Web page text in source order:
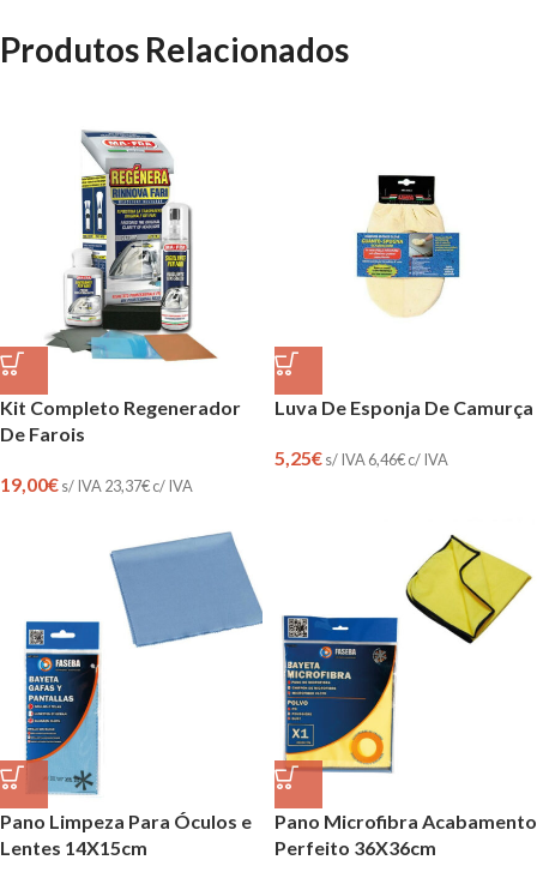
Produtos Relacionados
Kit Completo Regenerador
De Farois
19,00€s/ IVA 23,37€c/ IVA
Luva De Esponja De Camurça
5,25€s/ IVA 6,46€c/ IVA
Pano Limpeza Para Óculos e
Lentes 14X15cm
Pano Microfibra Acabamento
Perfeito 36X36cm